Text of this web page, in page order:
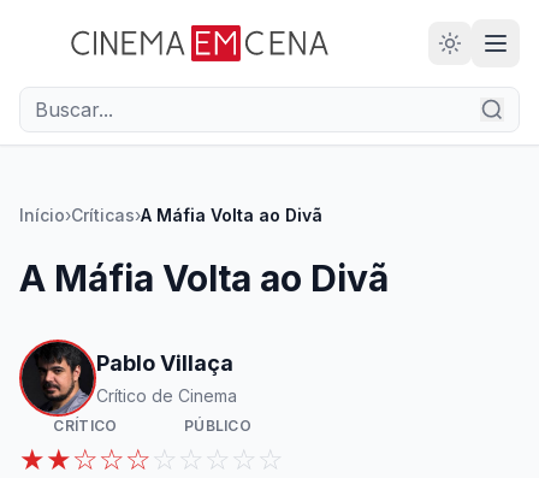
28
ANOS
Início›Críticas›A Máfia Volta ao Divã
A Máfia Volta ao Divã
Pablo Villaça
Crítico de Cinema
CRÍTICO
★★☆☆☆
PÚBLICO
☆☆☆☆☆